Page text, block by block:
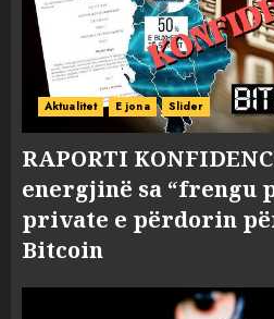
Aktualitet E jona Slider
RAPORTI
energjinë sa “frengu
private e përdorin
Bitcoin